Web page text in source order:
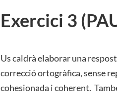
Exercici 3
Us caldrà elaborar una
correcció ortogràfica, sense
cohesionada i coherent.